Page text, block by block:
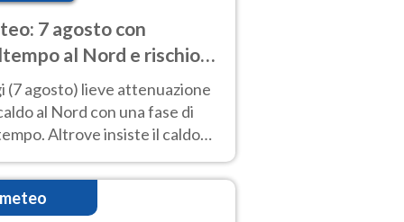
7 agosto con
al Nord e rischio
Altrove caldo
(7 agosto) lieve attenuazione
al Nord con una fase di
Altrove insiste il caldo
con picchi di 40°C. Le